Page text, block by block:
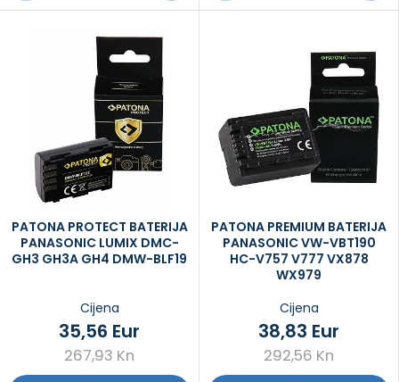
PATONA PROTECT BATERIJA
PANASONIC LUMIX DMC-
GH3 GH3A GH4 DMW-BLF19
Cijena
267,93 Kn
35,56 Eur
PATONA PREMIUM BATERIJA
PANASONIC VW-VBT190
HC-V757 V777 VX878
WX979
Cijena
292,56 Kn
38,83 Eur